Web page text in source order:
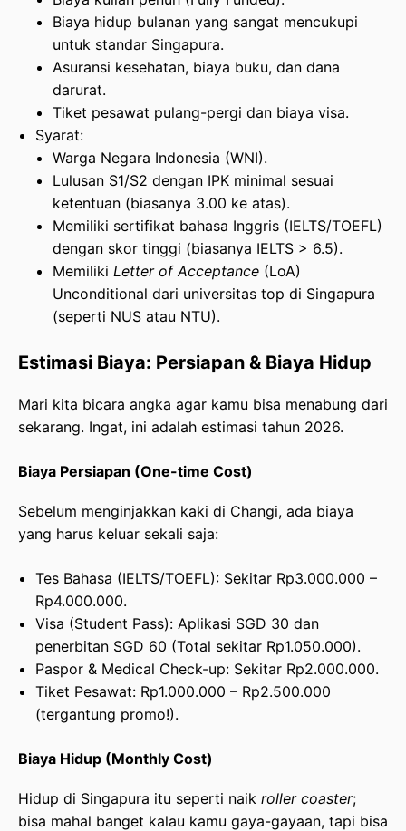
Biaya hidup bulanan yang sangat mencukupi
untuk standar Singapura.
Asuransi kesehatan, biaya buku, dan dana
darurat.
Tiket pesawat pulang-pergi dan biaya visa.
Syarat:
Warga Negara Indonesia (WNI).
Lulusan S1/S2 dengan IPK minimal sesuai
ketentuan (biasanya 3.00 ke atas).
Memiliki sertifikat bahasa Inggris (IELTS/TOEFL)
dengan skor tinggi (biasanya IELTS > 6.5).
Memiliki Letter of Acceptance (LoA)
Unconditional dari universitas top di Singapura
(seperti NUS atau NTU).
Estimasi Biaya: Persiapan & Biaya Hidup
Mari kita bicara angka agar kamu bisa menabung dari
sekarang. Ingat, ini adalah estimasi tahun 2026.
Biaya Persiapan (One-time Cost)
Sebelum menginjakkan kaki di Changi, ada biaya
yang harus keluar sekali saja:
Tes Bahasa (IELTS/TOEFL): Sekitar Rp3.000.000 –
Rp4.000.000.
Visa (Student Pass): Aplikasi SGD 30 dan
penerbitan SGD 60 (Total sekitar Rp1.050.000).
Paspor & Medical Check-up: Sekitar Rp2.000.000.
Tiket Pesawat: Rp1.000.000 – Rp2.500.000
(tergantung promo!).
Biaya Hidup (Monthly Cost)
Hidup di Singapura itu seperti naik roller coaster;
bisa mahal banget kalau kamu gaya-gayaan, tapi bisa